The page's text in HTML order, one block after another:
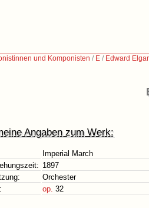
und Komponisten / E / Edward
Angaben zum Werk:
Imperial March
1897
Orchester
op. 32